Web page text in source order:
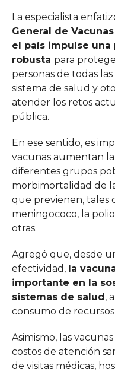
La especialista
General de
el país impulse
robusta para
personas de todas
sistema de salud y
atender los retos
pública.
En ese sentido, es
vacunas aumentan
diferentes grupos
morbimortalidad de
que previenen, tales
meningococo, la
otras.
Agregó que, desde
efectividad, la
importante en la
sistemas de salud,
consumo de recursos
Asimismo, las
costos de atención
de visitas médicas,